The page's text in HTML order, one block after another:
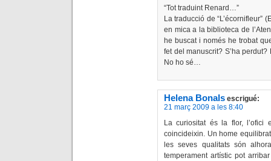
“Tot traduint Renard…”
La traducció de “L’écornifleur”
en mica a la biblioteca de
he buscat i només he trobat
fet del manuscrit? S’ha
No ho sé…
Helena Bonals escrigué:
21 març 2009 a les 8:40
La curiositat és la flor, l’ofici
coincideixin. Un home
les seves qualitats són
temperament artístic pot